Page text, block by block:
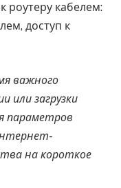
роутеру кабелем:
доступ к
важного
или загрузки
параметров
на короткое